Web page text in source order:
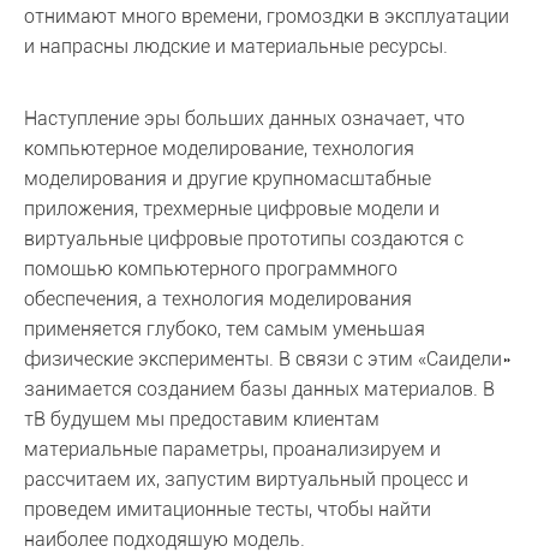
отнимают много времени, громоздки в эксплуатации
и напрасны людские и материальные ресурсы.
Наступление эры больших данных означает, что
компьютерное моделирование, технология
моделирования и другие крупномасштабные
приложения, трехмерные цифровые модели и
виртуальные цифровые прототипы создаются с
помощью компьютерного программного
обеспечения, а технология моделирования
применяется глубоко, тем самым уменьшая
физические эксперименты. В связи с этим «Саидели»
занимается созданием базы данных материалов. В
тВ будущем мы предоставим клиентам
материальные параметры, проанализируем и
рассчитаем их, запустим виртуальный процесс и
проведем имитационные тесты, чтобы найти
наиболее подходящую модель.